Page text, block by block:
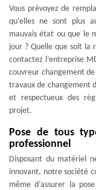
Vous prévoyez de
qu’elles ne sont plus
mauvais état ou que le
jour ? Quelle que soit la
contactez l’entreprise
couvreur changement
travaux de changement
et respectueux des
projet.
Pose de tous
professionnel
Disposant du matériel
innovant, notre société
même d’assurer la